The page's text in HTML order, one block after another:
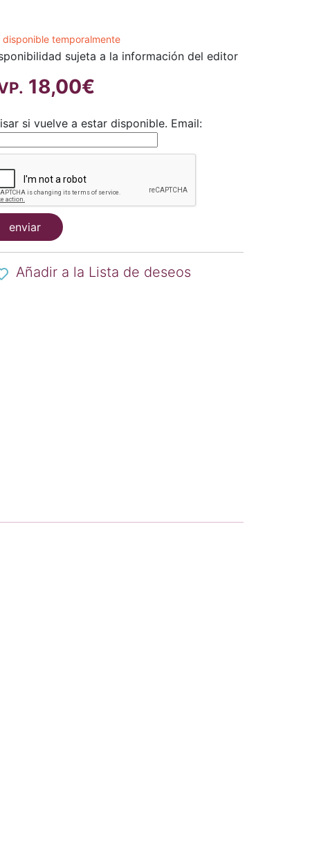
disponible temporalmente
sujeta a la información del editor
18,00€
si vuelve a estar disponible. Email:
enviar
Añadir a la Lista de deseos